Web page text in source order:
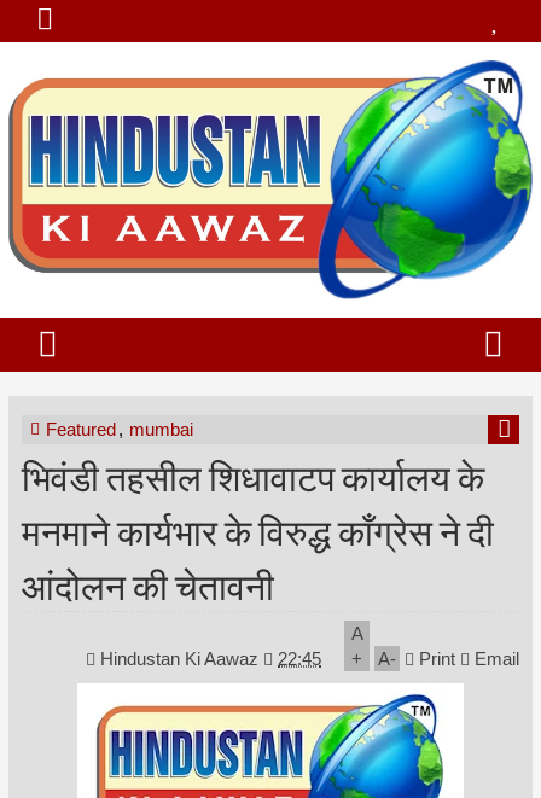
Featured, mumbai
भिवंडी तहसील शिधावाटप कार्यालय के
मनमाने कार्यभार के विरुद्ध काँग्रेस ने दी
आंदोलन की चेतावनी
Hindustan Ki Aawaz 22:45
A
+
A- Print Email